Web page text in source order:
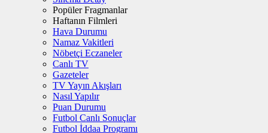
Popüler Fragmanlar
Haftanın Filmleri
Hava Durumu
Namaz Vakitleri
Nöbetçi Eczaneler
Canlı TV
Gazeteler
TV Yayın Akışları
Nasıl Yapılır
Puan Durumu
Futbol Canlı Sonuçlar
Futbol İddaa Programı